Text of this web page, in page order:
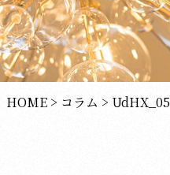
HOME > コラム > UdHX_05